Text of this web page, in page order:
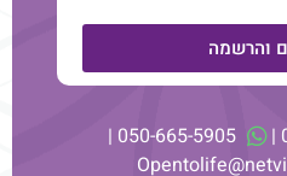
קונסטלציה
סדנאות וקורסים
והרשמה
050-665-5905 |